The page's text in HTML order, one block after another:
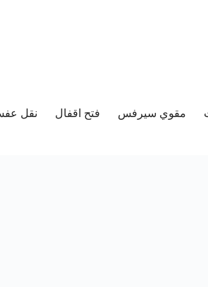
مقوي سيرفس فتح اقفال نقل